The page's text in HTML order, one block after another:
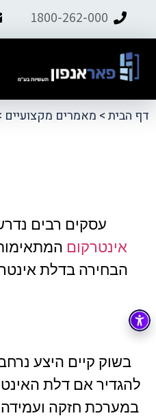
1800-262-000
דף הבית> מאמרים מקצועיים
עסקים רבים
אינטרקום המתאימות
הבחירה בדלת
בשוק קיים היצע
להגדיר אם דלת
במערכת חזקה ועמידה
תמיר
למחרת וטיפל